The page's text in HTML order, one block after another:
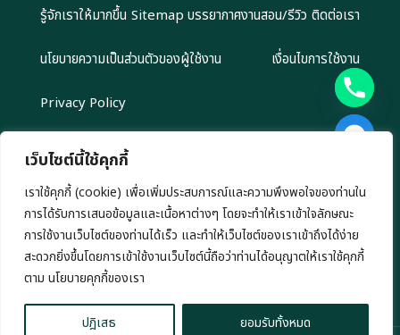
เว็บไซต์นี้ใช้คุกกี้
เราใช้คุกกี้ (cookie) เพื่อเพิ่มประสบการณ์และความพึงพอใจของท่านใน
การได้รับการเสนอข้อมูลและเนื้อหาต่างๆ โดยจะทำให้เราเข้าใจลักษณะ
การใช้งานเว็บไซต์ของท่านได้เร็ว และทำให้เว็บไซต์ของเราเข้าถึงได้ง่าย
สะดวกยิ่งขึ้นโดยการเข้าใช้งานเว็บไซต์นี้ถือว่าท่านได้อนุญาตให้เราใช้คุกกี้
ตาม นโยบายคุกกี้ของเรา
ปฎิเสธ ยอมรับทั้งหมด
รู้จักเราให้มากขึ้น Sitemap บรรยากาศงานสอน/รีวิว ติดต่อเรา
นโยบายความเป็นส่วนตัวของผู้ใช้งาน เงื่อนไขการใช้งาน
Privacy Policy
Copyright 2024 EliteGroupAcademy.com © สงวนลิขสิทธิ์ตาม
กฎหมาย ห้ามนำไปทำซ้ำ หรือคัดลอกข้อมูลโดยไม่ได้รับอนุญาต
เรามีนโยบาย นำเสนอข้อมูลอย่างโปร่งสัยและเป็นกลาง ทุกข้อมูลที่นำเสนอ เรา
ไม่มีเจตนาชักชวนการลงทุน หรือ ชี้นำการลงทุนใดๆ ทั้งสิ้น
chaty